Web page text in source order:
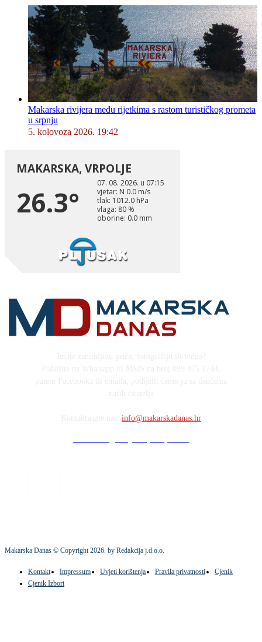
Makarska rivijera među rijetkima s rastom turističkog prometa
u srpnju
5. kolovoza 2026. 19:42
info@makarskadanas.hr
Makarska Danas © Copyright2026. by Redakcija j.d.o.o.
Kontakt Impressum Uvjeti korištenja Pravila privatnosti
Cjenik
Cjenik Izbori